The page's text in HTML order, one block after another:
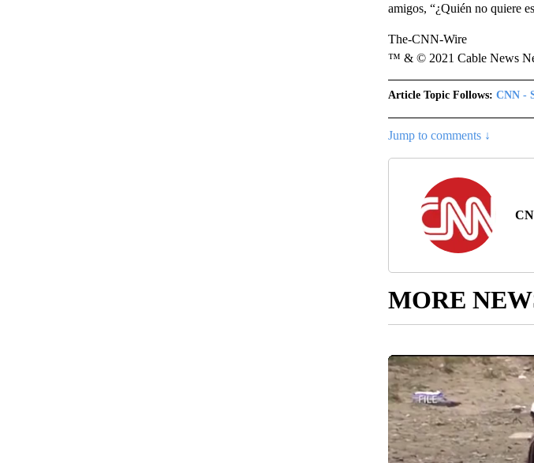
amigos, “¿Quién no quiere
The-CNN-Wire
™ & © 2021 Cable News
Article Topic Follows: CNN -
Jump to comments ↓
MORE